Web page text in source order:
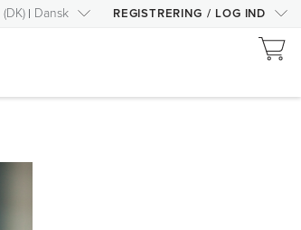
(DK) Dansk REGISTRERING / LOG IND